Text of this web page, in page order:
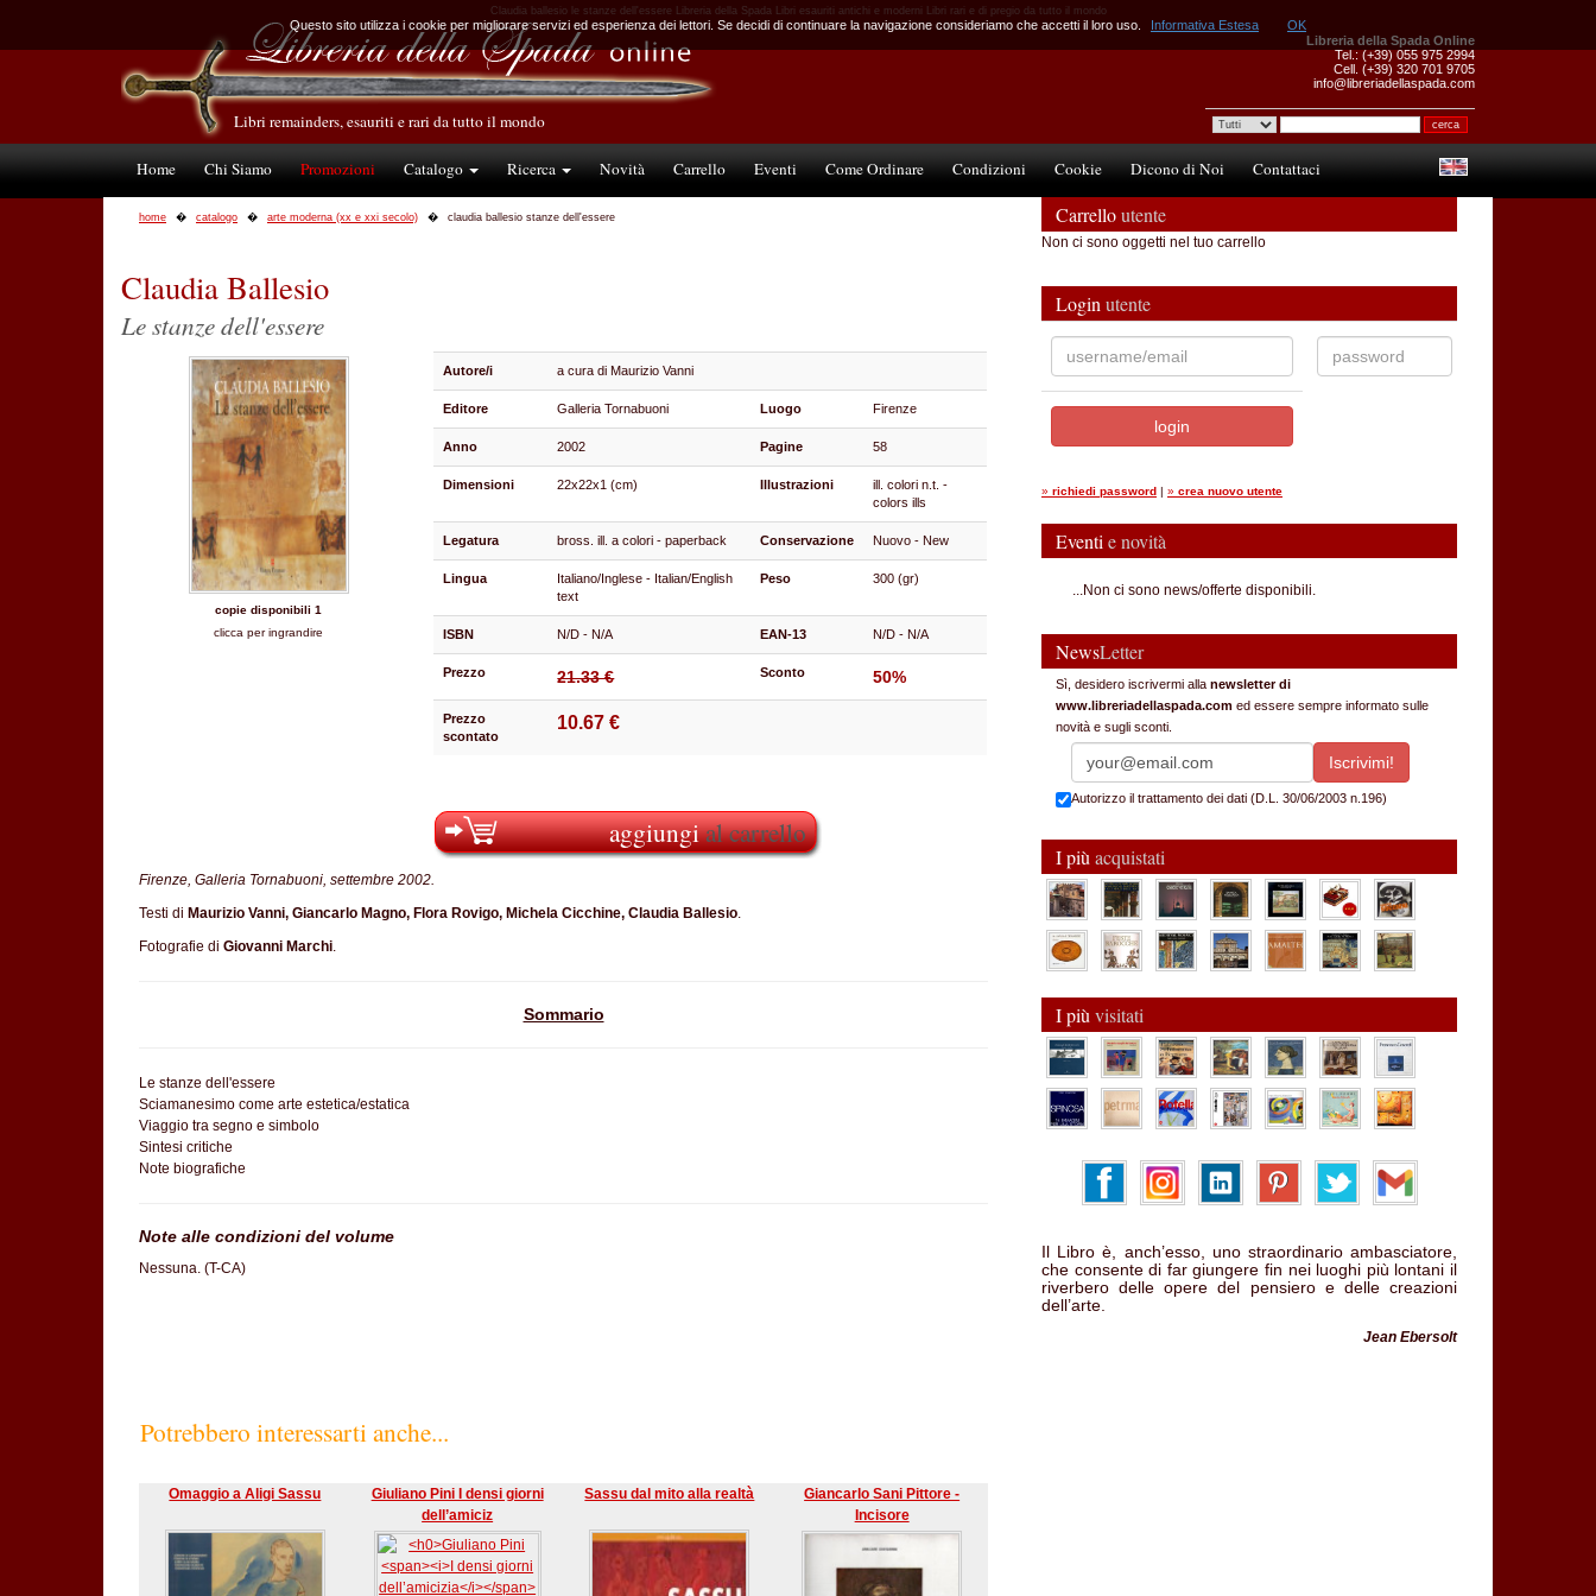
Claudia ballesio le stanze dell'essere Libreria della Spada Libri esauriti antichi e moderni Libri rari e di pregio da tutto il mondo
Libreria della Spada Online
Tel.: (+39) 055 975 2994
Cell. (+39) 320 701 9705
info@libreriadellaspada.com
Libri remainders, esauriti e rari da tutto il mondo
Home Chi Siamo Promozioni Catalogo Ricerca Novità Carrello Eventi Come Ordinare Condizioni Cookie Dicono di Noi Contattaci
home catalogo arte moderna (xx e xxi secolo) claudia ballesio stanze dell'essere
Claudia Ballesio
Le stanze dell'essere
copie disponibili 1
clicca per ingrandire
Autore/i a cura di Maurizio Vanni
Editore Galleria Tornabuoni Luogo Firenze
Anno 2002 Pagine 58
Dimensioni 22x22x1 (cm) Illustrazioni
ill. colori n.t. -
colors ills
Legatura bross. ill. a colori - paperback Conservazione Nuovo - New
Lingua
Italiano/Inglese - Italian/English
text
Peso 300 (gr)
ISBN N/D - N/A EAN-13 N/D - N/A
Prezzo 21.33 € Sconto 50%
Prezzo
scontato
10.67 €
aggiungial carrello
Firenze, Galleria Tornabuoni, settembre 2002.
Testi di Maurizio Vanni, Giancarlo Magno, Flora Rovigo, Michela Cicchine, Claudia Ballesio.
Fotografie di Giovanni Marchi.
Sommario
Le stanze dell'essere
Sciamanesimo come arte estetica/estatica
Viaggio tra segno e simbolo
Sintesi critiche
Note biografiche
Note alle condizioni del volume
Nessuna. (T-CA)
Potrebbero interessarti anche...
Omaggio a Aligi Sassu
Giuliano Pini I densi giorni
dell’amiciz
Sassu dal mito alla realtà
Giancarlo Sani Pittore -
Incisore
Carrelloutente
Non ci sono oggetti nel tuo carrello
Login utente
» richiedi password | » crea nuovo utente
Eventi e novità
...Non ci sono news/offerte disponibili.
NewsLetter
Sì, desidero iscrivermi alla newsletter di
www.libreriadellaspada.com ed essere sempre informato sulle
novità e sugli sconti.
Autorizzo il trattamento dei dati (D.L. 30/06/2003 n.196)
I più acquistati
I più visitati
Il Libro è, anch’esso, uno straordinario ambasciatore,
che consente di far giungere fin nei luoghi più lontani il
riverbero delle opere del pensiero e delle creazioni
dell’arte.
Jean Ebersolt
Questo sito utilizza i cookie per migliorare servizi ed esperienza dei lettori. Se decidi di continuare la navigazione consideriamo che accetti il loro uso. Informativa Estesa OK